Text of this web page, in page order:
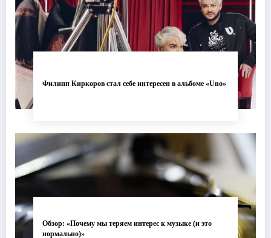
Филипп Киркоров стал себе интересен в альбоме «Uno»
Обзор: «Почему мы теряем интерес к музыке (и это
нормально)»